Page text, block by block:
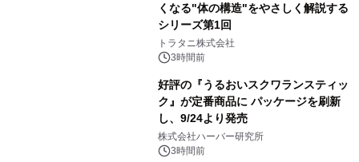
くなる"体の構造"をやさしく解説する
シリーズ第1回
トラタニ株式会社
3時間前
好評の『うるおいスクワランスティッ
ク』が定番商品に パッケージを刷新
し、9/24より発売
株式会社ハーバー研究所
3時間前